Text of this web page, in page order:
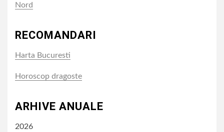
Nord
RECOMANDARI
Harta Bucuresti
Horoscop dragoste
ARHIVE ANUALE
2026